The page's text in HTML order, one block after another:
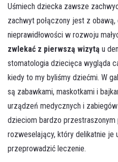
Uśmiech dziecka zawsze
zachwyt połączony jest z
nieprawidłowości w rozwoju
zwlekać z pierwszą wizytą u
stomatologia dziecięca wygląda
kiedy to my byliśmy dziećmi. W
są zabawkami, maskotkami i
urządzeń medycznych i
dzieciom bardzo przestraszonym
rozweselający, który delikatnie je
przeprowadzić leczenie.